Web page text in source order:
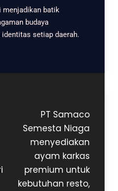
menjadikan batik
budaya
setiap daerah.
PT Samaco
Semesta Niaga
menyediakan
ayam karkas
premium untuk
kebutuhan resto,